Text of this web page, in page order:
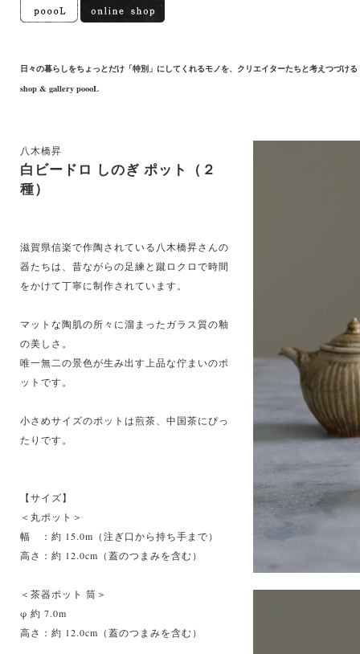
日々の暮らしをちょっとだけ「特別」にしてくれるモノを、クリエイターたちと考えつづける
shop & gallery poooL
八木橋昇
白ビードロ しのぎ ポット（２
種）
滋賀県信楽で作陶されている八木橋昇さんの
器たちは、昔ながらの足練と蹴ロクロで時間
をかけて丁寧に制作されています。
マットな陶肌の所々に溜まったガラス質の釉
の美しさ。
唯一無二の景色が生み出す上品な佇まいのポ
ットです。
小さめサイズのポットは煎茶、中国茶にぴっ
たりです。
【サイズ】
＜丸ポット＞
幅 ：約 15.0m（注ぎ口から持ち手まで）
高さ：約 12.0cm（蓋のつまみを含む）
＜茶器ポット 筒＞
φ 約 7.0m
高さ：約 12.0cm（蓋のつまみを含む）